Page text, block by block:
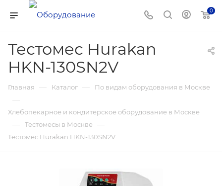
0
Тестомес Hurakan
HKN-130SN2V
Главная — Каталог — По видам оборудования в Москве
—
Хлебопекарное и кондитерское оборудование в Москве
— Тестомесы в Москве —
Тестомес Hurakan HKN-130SN2V